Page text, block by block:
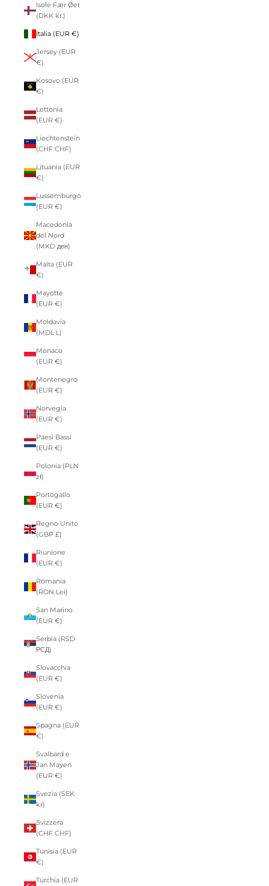
Isole Fær Øer
(DKK kr.)
Italia (EUR €)
Jersey (EUR
€)
Kosovo (EUR
€)
Lettonia
(EUR €)
Liechtenstein
(CHF CHF)
Lituania (EUR
€)
Lussemburgo
(EUR €)
Macedonia
del Nord
(MKD ден)
Malta (EUR
€)
Mayotte
(EUR €)
Moldavia
(MDL L)
Monaco
(EUR €)
Montenegro
(EUR €)
Norvegia
(EUR €)
Paesi Bassi
(EUR €)
Polonia (PLN
zł)
Portogallo
(EUR €)
Regno Unito
(GBP £)
Riunione
(EUR €)
Romania
(RON Lei)
San Marino
(EUR €)
Serbia (RSD
РСД)
Slovacchia
(EUR €)
Slovenia
(EUR €)
Spagna (EUR
€)
Svalbard e
Jan Mayen
(EUR €)
Svezia (SEK
kr)
Svizzera
(CHF CHF)
Tunisia (EUR
€)
Turchia (EUR